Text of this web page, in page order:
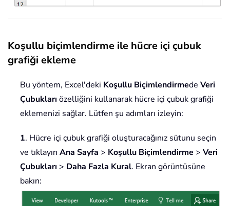
Koşullu biçimlendirme ile hücre içi çubuk
grafiği ekleme
Bu yöntem, Excel'deki Koşullu Biçimlendirmede Veri
Çubukları özelliğini kullanarak hücre içi çubuk grafiği
eklemenizi sağlar. Lütfen şu adımları izleyin:
1. Hücre içi çubuk grafiği oluşturacağınız sütunu seçin
ve tıklayın Ana Sayfa > Koşullu Biçimlendirme > Veri
Çubukları > Daha Fazla Kural. Ekran görüntüsüne
bakın: